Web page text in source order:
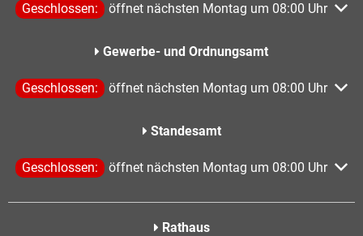
Klicken, um weitere Öffnungs- oder Schließzeiten
Geschlossen: öffnet nächsten Montag um 08:00 Uhr
Gewerbe- und Ordnungsamt
Klicken, um weitere Öffnungs- oder Schließzeiten
Geschlossen: öffnet nächsten Montag um 08:00 Uhr
Standesamt
Klicken, um weitere Öffnungs- oder Schließzeiten
Geschlossen: öffnet nächsten Montag um 08:00 Uhr
Rathaus